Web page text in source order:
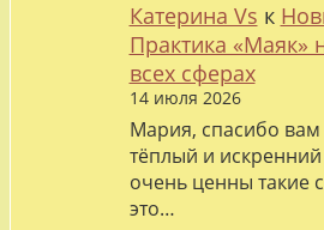
Катерина Vs к
Практика «Маяк»
всех сферах
14 июля 2026
Мария, спасибо
тёплый и
очень ценны такие
это…